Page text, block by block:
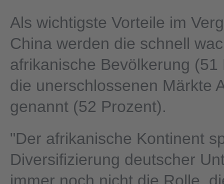
Als wichtigste Vorteile im
China werden die schnell
afrikanische Bevölkerung (51
die unerschlossenen Märkte
genannt (52 Prozent).
"Der afrikanische Kontinent
Diversifizierung deutscher